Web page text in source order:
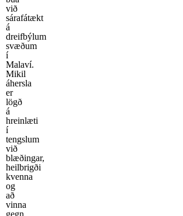
við
sárafátækt
á
dreifbýlum
svæðum
í
Malaví.
Mikil
áhersla
er
lögð
á
hreinlæti
í
tengslum
við
blæðingar,
heilbrigði
kvenna
og
að
vinna
gegn